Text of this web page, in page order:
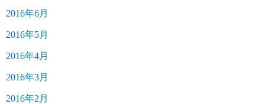
2016年6月
2016年5月
2016年4月
2016年3月
2016年2月